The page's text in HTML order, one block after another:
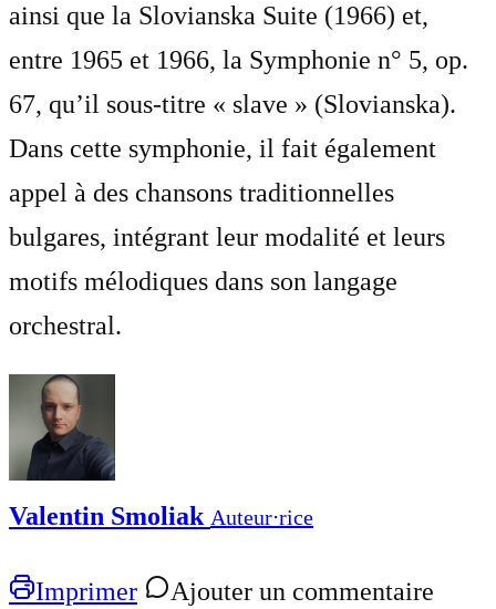
ainsi que la Slovianska Suite (1966) et,
entre 1965 et 1966, la Symphonie n° 5, op.
67, qu’il sous-titre « slave » (Slovianska).
Dans cette symphonie, il fait également
appel à des chansons traditionnelles
bulgares, intégrant leur modalité et leurs
motifs mélodiques dans son langage
orchestral.
Valentin Smoliak Auteur⋅rice
Imprimer
Ajouter un commentaire